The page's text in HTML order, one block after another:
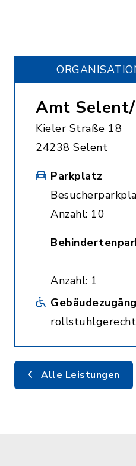
Amt
Kieler Straße 18
24238 Selent
Parkplatz
Anzahl: 10
Anzahl: 1
rollstuhlgerecht
Alle Leistungen